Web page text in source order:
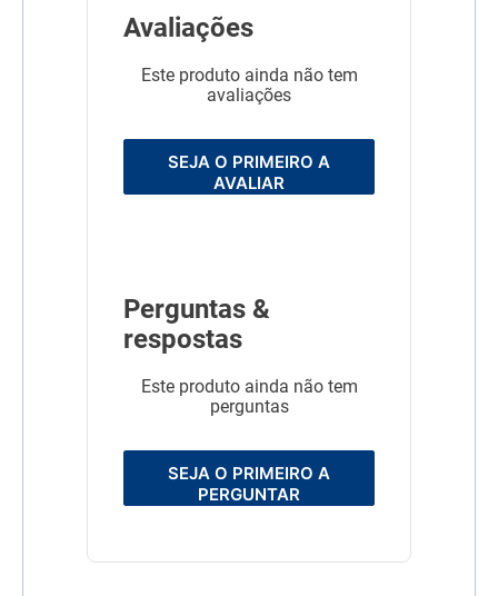
Avaliações
Este produto ainda não tem
avaliações
SEJA O PRIMEIRO A
AVALIAR
Perguntas &
respostas
Este produto ainda não tem
perguntas
SEJA O PRIMEIRO A
PERGUNTAR